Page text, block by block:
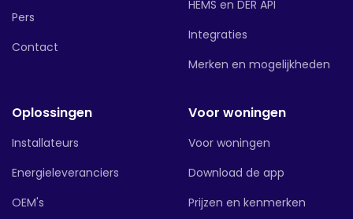
Pers
Contact
HEMS en DER API
Integraties
Merken en mogelijkheden
Oplossingen
Installateurs
Energieleveranciers
OEM's
Voor woningen
Voor woningen
Download de app
Prijzen en kenmerken